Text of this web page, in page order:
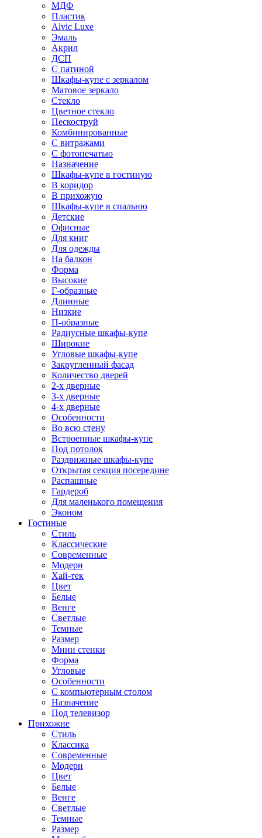
МДФ
Пластик
Alvic Luxe
Эмаль
Акрил
ДСП
С патиной
Шкафы-купе с зеркалом
Матовое зеркало
Стекло
Цветное стекло
Пескоструй
Комбинированные
С витражами
С фотопечатью
Назначение
Шкафы-купе в гостиную
В коридор
В прихожую
Шкафы-купе в спальню
Детские
Офисные
Для книг
Для одежды
На балкон
Форма
Высокие
Г-образные
Длинные
Низкие
П-образные
Радиусные шкафы-купе
Широкие
Угловые шкафы-купе
Закругленный фасад
Количество дверей
2-х дверные
3-х дверные
4-х дверные
Особенности
Во всю стену
Встроенные шкафы-купе
Под потолок
Раздвижные шкафы-купе
Открытая секция посередине
Распашные
Гардероб
Для маленького помещения
Эконом
Гостиные
Стиль
Классические
Современные
Модерн
Хай-тек
Цвет
Белые
Венге
Светлые
Темные
Размер
Мини стенки
Форма
Угловые
Особенности
С компьютерным столом
Назначение
Под телевизор
Прихожие
Стиль
Классика
Современные
Модерн
Цвет
Белые
Венге
Светлые
Темные
Размер